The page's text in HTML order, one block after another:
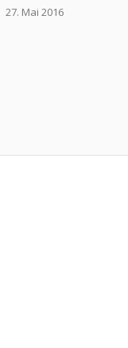
27. Mai 2016